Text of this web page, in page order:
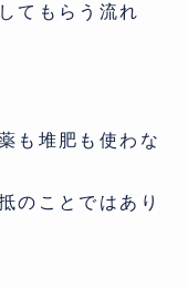
てもらう流れ
も堆肥も使わな
のことではあり